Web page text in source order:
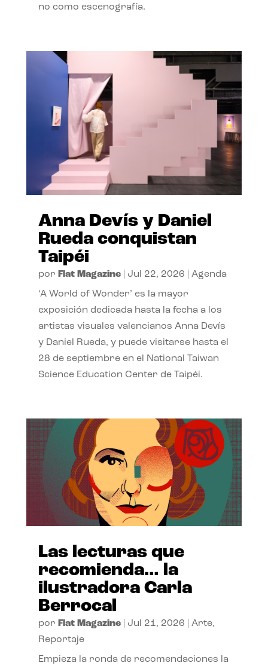
no como escenografía.
Anna Devís y Daniel
Rueda conquistan
Taipéi
por Flat Magazine| Jul 22, 2026 Agenda
‘A World of Wonder’ es la mayor
exposición dedicada hasta la fecha a los
artistas visuales valencianos Anna Devís
y Daniel Rueda, y puede visitarse hasta el
28 de septiembre en el National Taiwan
Science Education Center de Taipéi.
Las lecturas que
recomienda… la
ilustradora Carla
Berrocal
por Flat Magazine| Jul 21, 2026 Arte,
Reportaje
Empieza la ronda de recomendaciones la